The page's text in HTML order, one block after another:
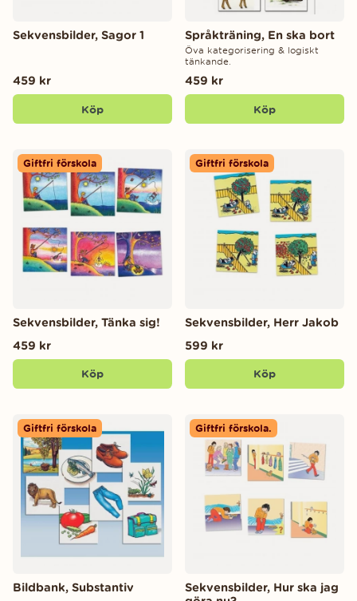
Sekvensbilder, Sagor 1
459 kr
Köp
Språkträning, En ska bort
Öva kategorisering & logiskt
tänkande.
459 kr
Köp
Giftfri förskola
Sekvensbilder, Tänka sig!
459 kr
Köp
Giftfri förskola
Sekvensbilder, Herr Jakob
599 kr
Köp
Giftfri förskola
Bildbank, Substantiv
Giftfri förskola.
Sekvensbilder, Hur ska jag